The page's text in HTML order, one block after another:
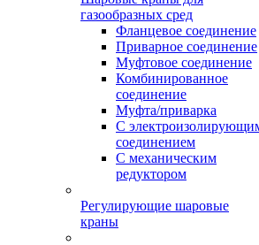
газообразных сред
Фланцевое соединение
Приварное соединение
Муфтовое соединение
Комбинированное
соединение
Муфта/приварка
С
соединением
С механическим
редуктором
Регулирующие шаровые
краны